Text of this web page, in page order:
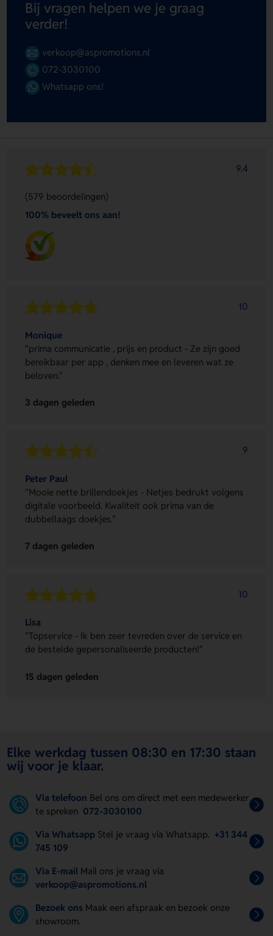
Bij vragen helpen we je graag
verder!
verkoop@aspromotions.nl
072-3030100
Whatsapp ons!
9.4
(579 beoordelingen)
100% beveelt ons aan!
10
Monique
"prima communicatie , prijs en product - Ze zijn goed
bereikbaar per app , denken mee en leveren wat ze
beloven."
3 dagen geleden
9
Peter Paul
"Mooie nette brillendoekjes - Netjes bedrukt volgens
digitale voorbeeld. Kwaliteit ook prima van de
dubbellaags doekjes."
7 dagen geleden
10
Lisa
"Topservice - Ik ben zeer tevreden over de service en
de bestelde gepersonaliseerde producten!"
15 dagen geleden
Elke werkdag tussen 08:30 en 17:30 staan
wij voor je klaar.
Via telefoon Bel ons om direct met een medewerker
te spreken 072-3030100
Via Whatsapp Stel je vraag via Whatsapp. +31 344
745 109
Via E-mail Mail ons je vraag via
verkoop@aspromotions.nl
Bezoek ons Maak een afspraak en bezoek onze
showroom.